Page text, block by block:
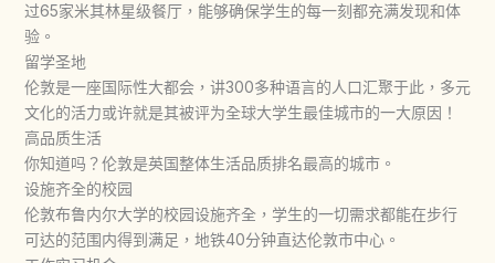
过65家米其林星级餐厅，能够确保学生的每一刻都充满发现和体
验。
留学圣地
伦敦是一座国际性大都会，讲300多种语言的人口汇聚于此，多元
文化的活力或许就是其被评为全球大学生最佳城市的一大原因！
高品质生活
你知道吗？伦敦是英国整体生活品质排名最高的城市。
设施齐全的校园
伦敦布鲁内尔大学的校园设施齐全，学生的一切需求都能在步行
可达的范围内得到满足，地铁40分钟直达伦敦市中心。